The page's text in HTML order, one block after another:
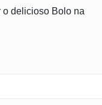
o delicioso Bolo na